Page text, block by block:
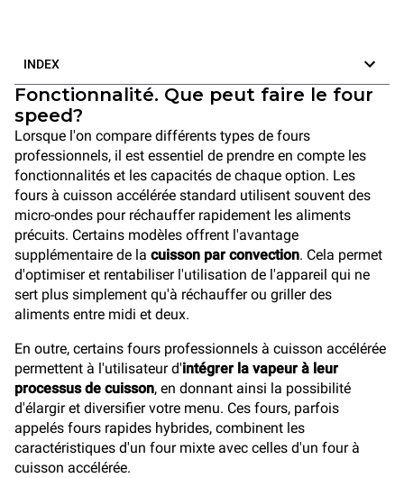
INDEX
Fonctionnalité. Que peut faire le four
speed?
Lorsque l'on compare différents types de fours
professionnels, il est essentiel de prendre en compte les
fonctionnalités et les capacités de chaque option. Les
fours à cuisson accélérée standard utilisent souvent des
micro-ondes pour réchauffer rapidement les aliments
précuits. Certains modèles offrent l'avantage
supplémentaire de la cuisson par convection. Cela permet
d'optimiser et rentabiliser l'utilisation de l'appareil qui ne
sert plus simplement qu'à réchauffer ou griller des
aliments entre midi et deux.
En outre, certains fours professionnels à cuisson accélérée
permettent à l'utilisateur d'intégrer la vapeur à leur
processus de cuisson, en donnant ainsi la possibilité
d'élargir et diversifier votre menu. Ces fours, parfois
appelés fours rapides hybrides, combinent les
caractéristiques d'un four mixte avec celles d'un four à
cuisson accélérée.